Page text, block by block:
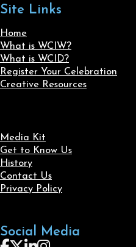
Site Links
Home
What is WCIW?
What is WCID?
Register Your Celebration
Creative Resources
Media Kit
Get to Know Us
History
Contact Us
Privacy Policy
Social Media
Follow us on Facebook
Follow us on X
Follow us on LinkedIn
Follow us on Instagram